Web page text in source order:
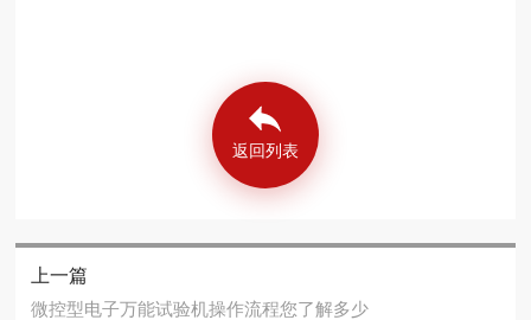
返回列表
上一篇
微控型电子万能试验机操作流程您了解多少